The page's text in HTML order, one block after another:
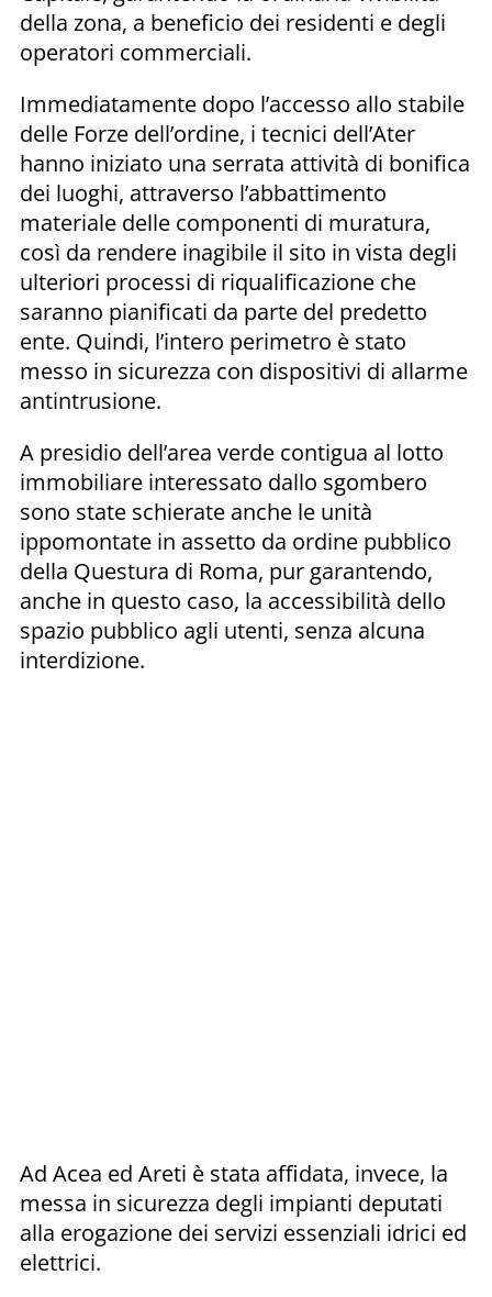
della zona, a beneficio dei residenti e degli
operatori commerciali.
Immediatamente dopo l’accesso allo stabile
delle Forze dell’ordine, i tecnici dell’Ater
hanno iniziato una serrata attività di bonifica
dei luoghi, attraverso l’abbattimento
materiale delle componenti di muratura,
così da rendere inagibile il sito in vista degli
ulteriori processi di riqualificazione che
saranno pianificati da parte del predetto
ente. Quindi, l’intero perimetro è stato
messo in sicurezza con dispositivi di allarme
antintrusione.
A presidio dell’area verde contigua al lotto
immobiliare interessato dallo sgombero
sono state schierate anche le unità
ippomontate in assetto da ordine pubblico
della Questura di Roma, pur garantendo,
anche in questo caso, la accessibilità dello
spazio pubblico agli utenti, senza alcuna
interdizione.
Ad Acea ed Areti è stata affidata, invece, la
messa in sicurezza degli impianti deputati
alla erogazione dei servizi essenziali idrici ed
elettrici.